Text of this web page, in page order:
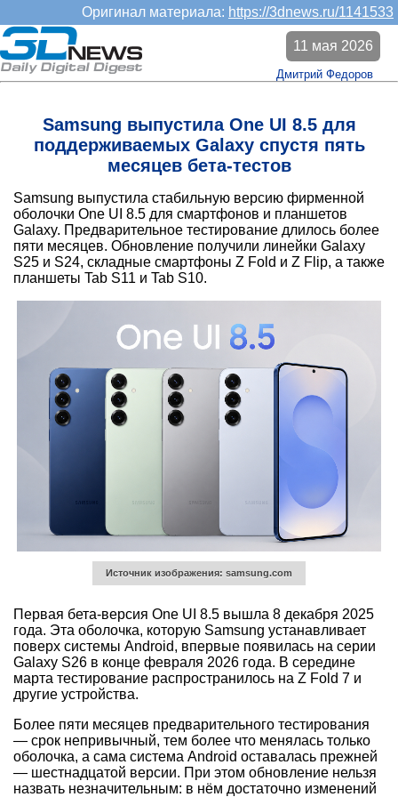
Оригинал материала: https://3dnews.ru/1141533
Samsung выпустила One UI 8.5 для
поддерживаемых Galaxy спустя пять
месяцев бета-тестов
11 мая 2026
Дмитрий Федоров
Samsung выпустила стабильную версию фирменной
оболочки One UI 8.5 для смартфонов и планшетов
Galaxy. Предварительное тестирование длилось более
пяти месяцев. Обновление получили линейки Galaxy
S25 и S24, складные смартфоны Z Fold и Z Flip, а также
планшеты Tab S11 и Tab S10.
Источник изображения: samsung.com
Первая бета-версия One UI 8.5 вышла 8 декабря 2025
года. Эта оболочка, которую Samsung устанавливает
поверх системы Android, впервые появилась на серии
Galaxy S26 в конце февраля 2026 года. В середине
марта тестирование распространилось на Z Fold 7 и
другие устройства.
Более пяти месяцев предварительного тестирования
— срок непривычный, тем более что менялась только
оболочка, а сама система Android оставалась прежней
— шестнадцатой версии. При этом обновление нельзя
назвать незначительным: в нём достаточно изменений